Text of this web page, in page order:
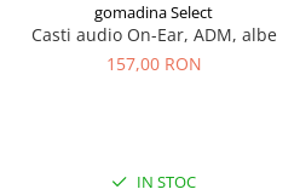
gomadina Select
Casti audio On-Ear, ADM, albe
157,00 RON
IN STOC